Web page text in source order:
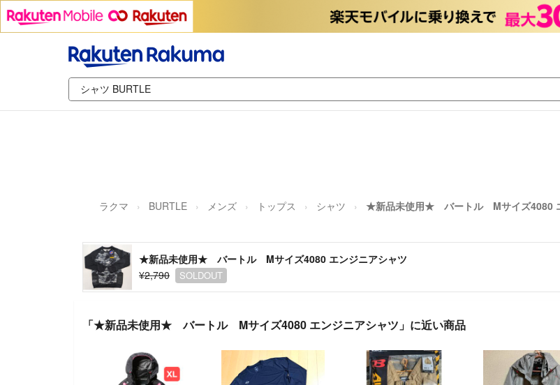
ラクマ BURTLE メンズ トップス シャツ ★新品未使用★ バートル Mサイズ4080
★新品未使用★ バートル Mサイズ4080 エンジニアシャツ
¥2,790
SOLDOUT
「★新品未使用★ バートル Mサイズ4080 エンジニアシャツ」に近い商品